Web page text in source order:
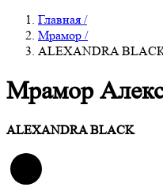
Главная /
Мрамор /
ALEXANDRA
Мрамор
ALEXANDRA BLACK